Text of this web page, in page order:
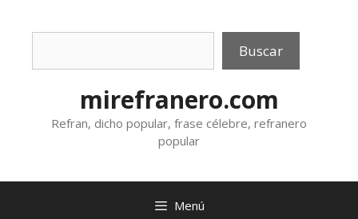
Buscar
mirefranero.com
Refran, dicho popular, frase célebre, refranero
popular
Menú